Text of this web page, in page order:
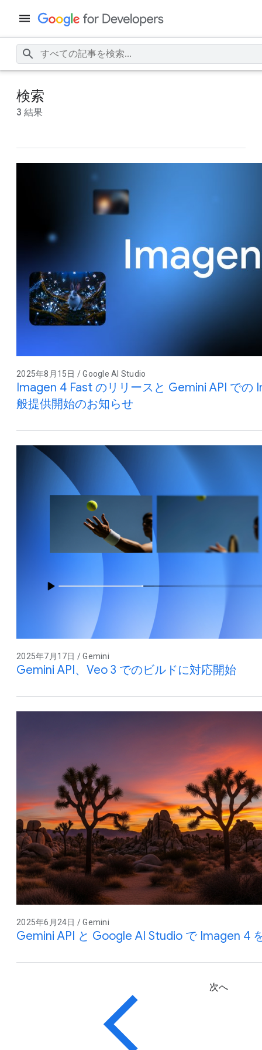
検索
3 結果
2025年8月15日 / Google AI Studio
Imagen 4 Fast のリリースと Gemini API での
般提供開始のお知らせ
2025年7月17日 / Gemini
Gemini API、Veo 3 でのビルドに対応開始
2025年6月24日 / Gemini
Gemini API と Google AI Studio で Imagen 4
次へ